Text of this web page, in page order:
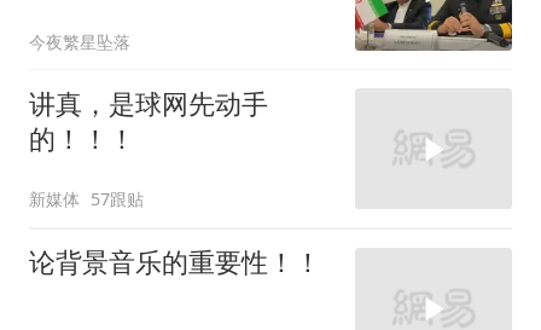
今夜繁星坠落
讲真，是球网先动手
的！！！
新媒体 57跟贴
论背景音乐的重要性！！